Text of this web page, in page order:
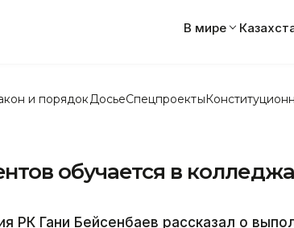
В мире
и порядок ДосьеСпецпроекты
обучается в
РК Гани Бейсенбаев рассказал о